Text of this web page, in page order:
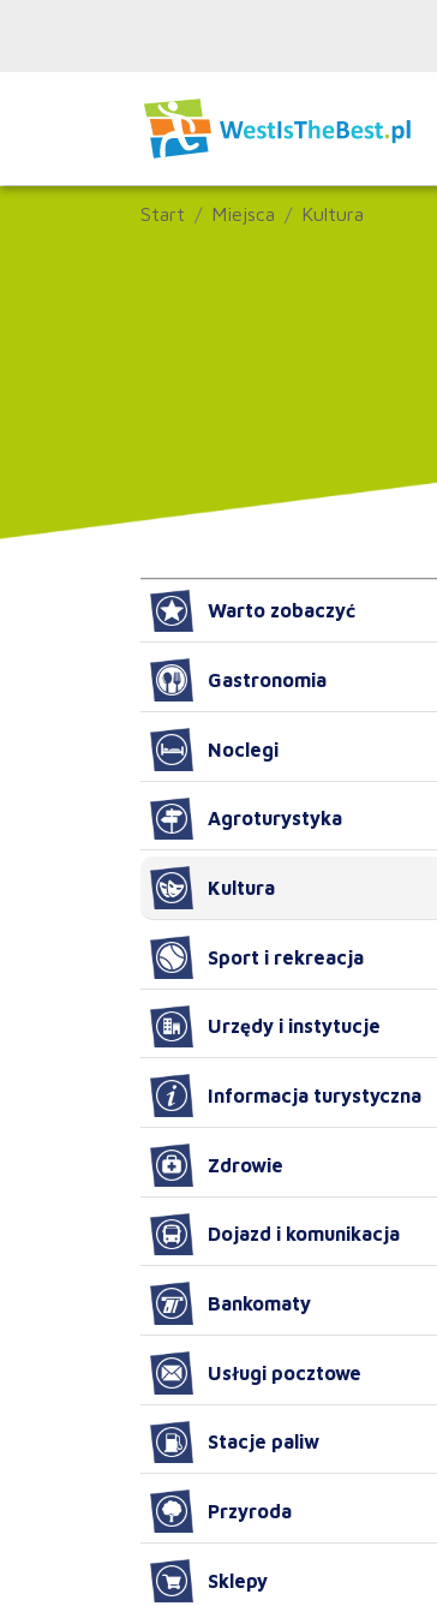
Start Miejsca Kultura
Warto zobaczyć
Gastronomia
Noclegi
Agroturystyka
Kultura
Sport i rekreacja
Urzędy i instytucje
Informacja turystyczna
Zdrowie
Dojazd i komunikacja
Bankomaty
Usługi pocztowe
Stacje paliw
Przyroda
Sklepy